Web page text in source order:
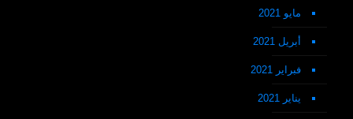
مايو 2021
أبريل 2021
فبراير 2021
يناير 2021